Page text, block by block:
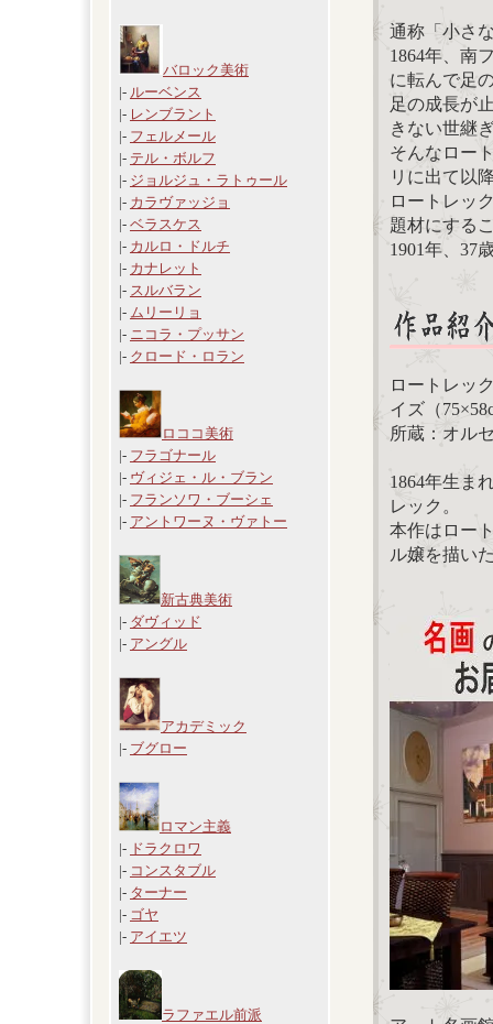
バロック美術
|- ルーベンス
|- レンブラント
|- フェルメール
|- テル・ボルフ
|- ジョルジュ・ラトゥール
|- カラヴァッジョ
|- ベラスケス
|- カルロ・ドルチ
|- カナレット
|- スルバラン
|- ムリーリョ
|- ニコラ・プッサン
|- クロード・ロラン
ロココ美術
|- フラゴナール
|- ヴィジェ・ル・ブラン
|- フランソワ・ブーシェ
|- アントワーヌ・ヴァトー
新古典美術
|- ダヴィッド
|- アングル
アカデミック
|- ブグロー
ロマン主義
|- ドラクロワ
|- コンスタブル
|- ターナー
|- ゴヤ
|- アイエツ
ラファエル前派
通称「小さ
1864年、南
に転んで足
足の成長が
きない世継
そんなロー
リに出て以
ロートレッ
題材にする
1901年、37
ロートレッ
イズ（
所蔵：オル
1864年生ま
レック。
本作はロー
ル嬢を描い